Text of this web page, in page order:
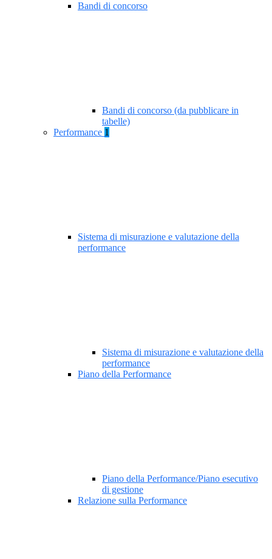
Bandi di concorso
Bandi di concorso (da pubblicare in
tabelle)
Performance 1
Sistema di misurazione e valutazione della
performance
Sistema di misurazione e valutazione della
performance
Piano della Performance
Piano della Performance/Piano esecutivo
di gestione
Relazione sulla Performance